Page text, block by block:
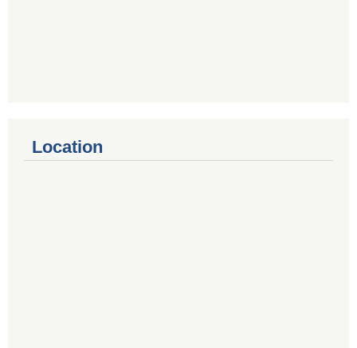
Location